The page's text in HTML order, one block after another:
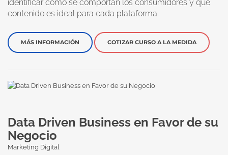
identificar cómo se comportan los consumidores y qué
contenido es ideal para cada plataforma.
MÁS INFORMACIÓN COTIZAR CURSO A LA MEDIDA
Data Driven Business en Favor de su
Negocio
Marketing Digital